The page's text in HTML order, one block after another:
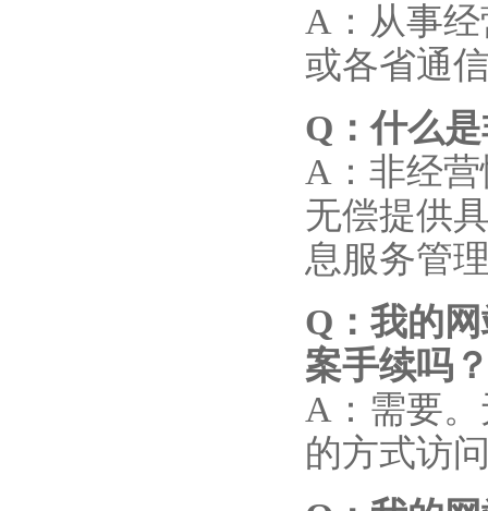
A：从事
或各省通
Q ：什么
A：非经
无偿提供
息服务管
Q ：我的
案手续吗
A：需要
的方式访